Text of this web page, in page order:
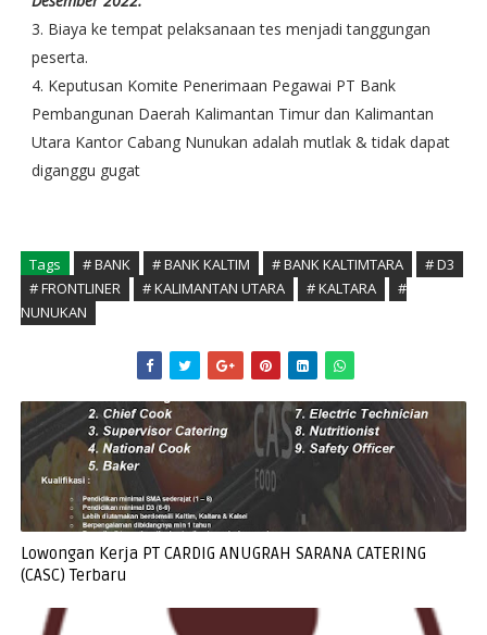
3. Biaya ke tempat pelaksanaan tes menjadi tanggungan
peserta.
4. Keputusan Komite Penerimaan Pegawai PT Bank
Pembangunan Daerah Kalimantan Timur dan Kalimantan
Utara Kantor Cabang Nunukan adalah mutlak & tidak dapat
diganggu gugat
Tags # BANK # BANK KALTIM # BANK KALTIMTARA
# D3
# FRONTLINER
# KALIMANTAN UTARA # KALTARA
#
NUNUKAN
Lowongan Kerja PT CARDIG ANUGRAH SARANA CATERING
(CASC) Terbaru